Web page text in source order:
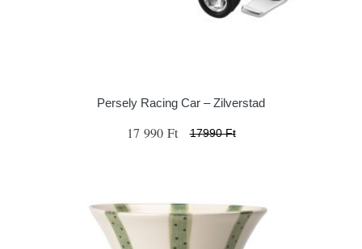
Persely Racing Car – Zilverstad
17 990 Ft 17990 Ft